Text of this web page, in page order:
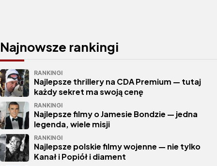
Najnowsze rankingi
RANKINGI
Najlepsze thrillery na CDA Premium — tutaj
każdy sekret ma swoją cenę
RANKINGI
Najlepsze filmy o Jamesie Bondzie — jedna
legenda, wiele misji
RANKINGI
Najlepsze polskie filmy wojenne — nie tylko
Kanał i Popiół i diament